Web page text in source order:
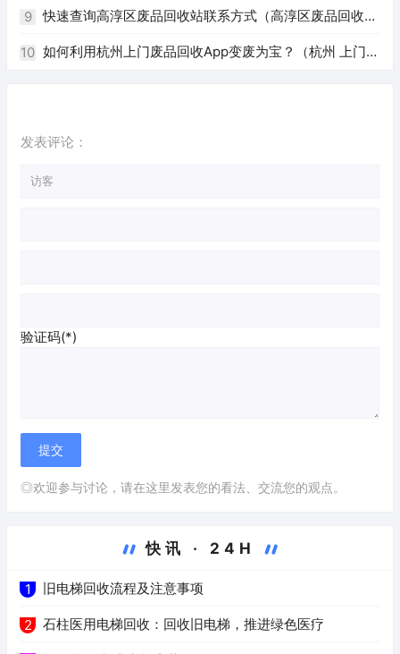
9 快速查询高淳区废品回收站联系方式（高淳区废品回收站
电话）
10 如何利用杭州上门废品回收App变废为宝？（杭州 上门回
发表评论：
验证码(*)
◎欢迎参与讨论，请在这里发表您的看法、交流您的观点。
快讯 · 24H
1 旧电梯回收流程及注意事项
2 石柱医用电梯回收：回收旧电梯，推进绿色医疗